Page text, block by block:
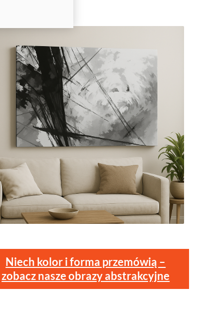
Niech kolor i forma przemówią –
zobacz nasze obrazy abstrakcyjne